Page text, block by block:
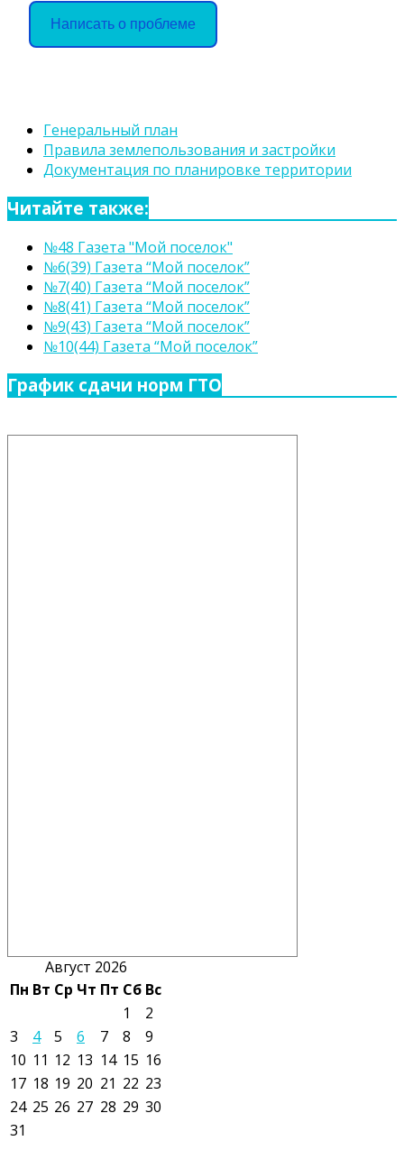
Написать о проблеме
Генеральный план
Правила землепользования и застройки
Документация по планировке территории
Читайте также:
№48 Газета "Мой поселок"
№6(39) Газета “Мой поселок”
№7(40) Газета “Мой поселок”
№8(41) Газета “Мой поселок”
№9(43) Газета “Мой поселок”
№10(44) Газета “Мой поселок”
График сдачи норм ГТО
Август 2026
Пн Вт Ср Чт Пт Сб Вс
1
2
3
4 5 6 7 8
9
10 11 12 13 14 15 16
17 18 19 20 21 22 23
24 25 26 27 28 29 30
31